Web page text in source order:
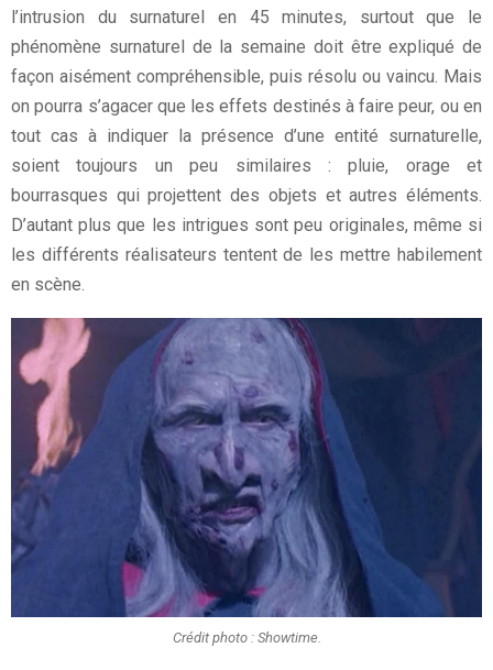
l’intrusion du surnaturel en 45 minutes, surtout que le
phénomène surnaturel de la semaine doit être expliqué de
façon aisément compréhensible, puis résolu ou vaincu. Mais
on pourra s’agacer que les effets destinés à faire peur, ou en
tout cas à indiquer la présence d’une entité surnaturelle,
soient toujours un peu similaires : pluie, orage et
bourrasques qui projettent des objets et autres éléments.
D’autant plus que les intrigues sont peu originales, même si
les différents réalisateurs tentent de les mettre habilement
en scène.
Crédit photo : Showtime.